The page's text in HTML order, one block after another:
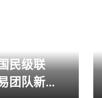
民级联
团队新作